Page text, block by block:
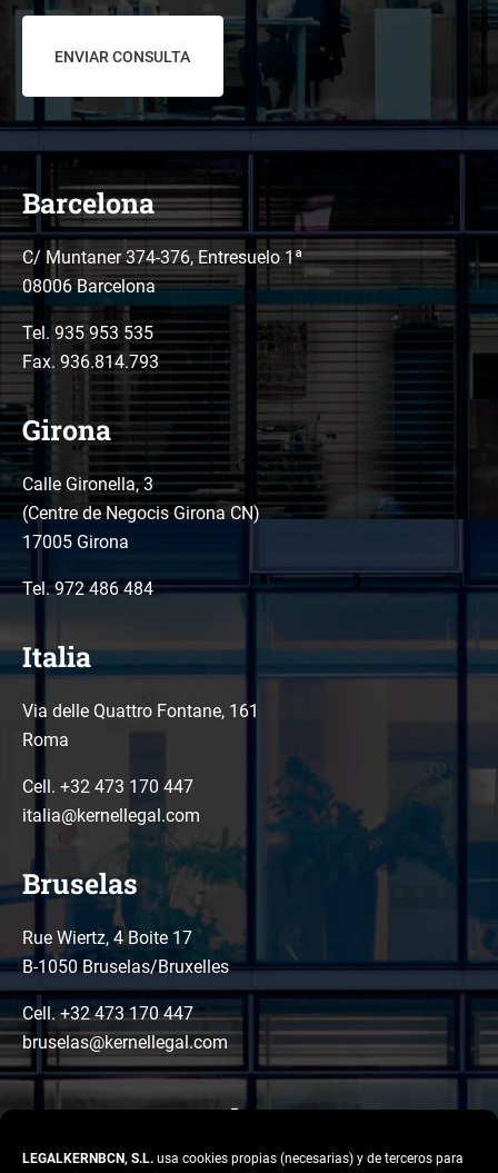
LEGALKERNBCN, S.L. usa cookies propias (necesarias) y de terceros para
datos
Barcelona
C/ Muntaner 374-376, Entresuelo 1ª
08006 Barcelona
Tel. 935 953 535
Fax. 936.814.793
Girona
Calle Gironella, 3
(Centre de Negocis Girona CN)
17005 Girona
Tel.972 486 484
Italia
Via delle Quattro Fontane, 161
Roma
Cell. +32 473 170 447
italia@kernellegal.com
Bruselas
Rue Wiertz, 4 Boite 17
B-1050 Bruselas/Bruxelles
Cell. +32 473 170 447
bruselas@kernellegal.com